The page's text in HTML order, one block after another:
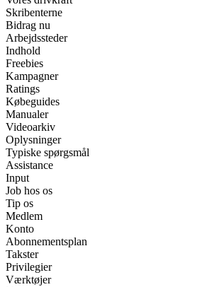
Skribenterne
Bidrag nu
Arbejdssteder
Indhold
Freebies
Kampagner
Ratings
Købeguides
Manualer
Videoarkiv
Oplysninger
Typiske spørgsmål
Assistance
Input
Job hos os
Tip os
Medlem
Konto
Abonnementsplan
Takster
Privilegier
Værktøjer